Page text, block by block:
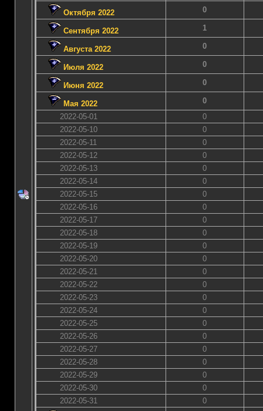
Октября 2022 0
Сентября 2022 1
Августа 2022 0
Июля 2022 0
Июня 2022 0
Мая 2022
0
2022-05-01
0
2022-05-10
0
2022-05-11
0
2022-05-12
0
2022-05-13
0
2022-05-14
0
2022-05-15
0
2022-05-16
0
2022-05-17
0
2022-05-18
0
2022-05-19
0
2022-05-20
0
2022-05-21
0
2022-05-22
0
2022-05-23
0
2022-05-24
0
2022-05-25
0
2022-05-26
0
2022-05-27
0
2022-05-28
0
2022-05-29
0
2022-05-30
0
2022-05-31
0